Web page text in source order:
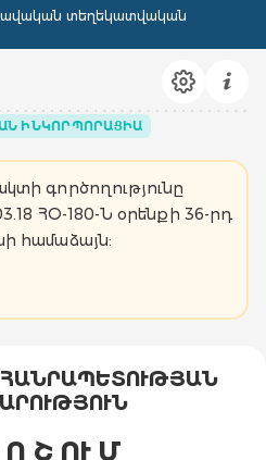
տեղեկատվական
ԻՆԿՈՐՊՈՐԱՑԻԱ
գործողությունը
ՀՕ-180-Ն օրենքի 36-րդ
համաձայն:
Շ ՈՒ Մ